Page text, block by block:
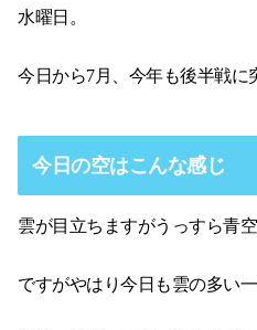
水曜日。
今日から7月、今年も後半戦に
今日の空はこんな感じ
雲が目立ちますがうっすら青空
ですがやはり今日も雲の多い一